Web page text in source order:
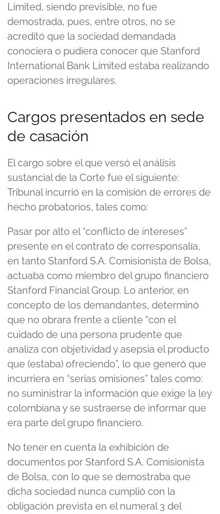
Limited, siendo previsible, no fue
demostrada, pues, entre otros, no se
acreditó que la sociedad demandada
conociera o pudiera conocer que Stanford
International Bank Limited estaba realizando
operaciones irregulares.
Cargos presentados en sede
de casación
El cargo sobre el que versó el análisis
sustancial de la Corte fue el siguiente:
Tribunal incurrió en la comisión de errores de
hecho probatorios, tales como:
Pasar por alto el “conflicto de intereses”
presente en el contrato de corresponsalía,
en tanto Stanford S.A. Comisionista de Bolsa,
actuaba como miembro del grupo financiero
Stanford Financial Group. Lo anterior, en
concepto de los demandantes, determinó
que no obrara frente a cliente “con el
cuidado de una persona prudente que
analiza con objetividad y asepsia el producto
que (estaba) ofreciendo”, lo que generó que
incurriera en “serias omisiones” tales como:
no suministrar la información que exige la ley
colombiana y se sustraerse de informar que
era parte del grupo financiero.
No tener en cuenta la exhibición de
documentos por Stanford S.A. Comisionista
de Bolsa, con lo que se demostraba que
dicha sociedad nunca cumplió con la
obligación prevista en el numeral 3 del